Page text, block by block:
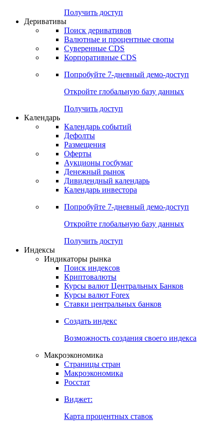
Получить доступ
Деривативы
Поиск деривативов
Валютные и процентные свопы
Суверенные CDS
Корпоративные CDS
Попробуйте 7-дневный демо-доступ
Откройте глобальную базу данных
Получить доступ
Календарь
Календарь событий
Дефолты
Размещения
Оферты
Аукционы госбумаг
Денежный рынок
Дивидендный календарь
Календарь инвестора
Попробуйте 7-дневный демо-доступ
Откройте глобальную базу данных
Получить доступ
Индексы
Индикаторы рынка
Поиск индексов
Криптовалюты
Курсы валют Центральных Банков
Курсы валют Forex
Ставки центральных банков
Создать индекс
Возможность создания своего индекса
Макроэкономика
Страницы стран
Макроэкономика
Росстат
Виджет:
Карта процентных ставок